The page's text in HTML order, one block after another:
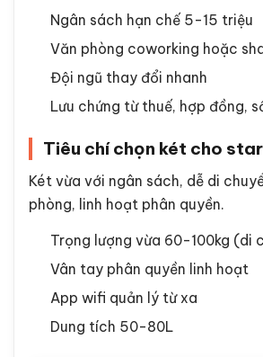
Ngân sách hạn chế 5-15 triệu
Văn phòng coworking hoặc
Đội ngũ thay đổi nhanh
Lưu chứng từ thuế, hợp đồng,
Tiêu chí chọn két cho
Két vừa với ngân sách, dễ di
phòng, linh hoạt phân quyền.
Trọng lượng vừa 60-100kg (di
Vân tay phân quyền linh hoạt
App wifi quản lý từ xa
Dung tích 50-80L